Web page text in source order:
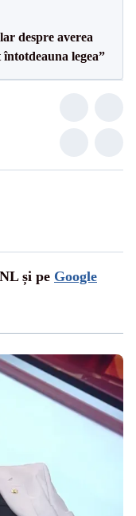
despre averea
legea”
și pe Google